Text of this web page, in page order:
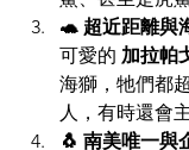
🐢 超近距離與
可愛的 加拉帕
海獅，牠們都
人，有時還會
🐧 南美唯一與